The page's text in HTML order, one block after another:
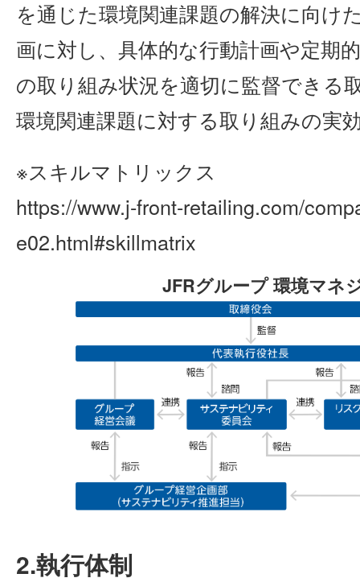
を通じた環境関連課題の解決に向け
画に対し、具体的な行動計画や定期
の取り組み状況を適切に監督できる
環境関連課題に対する取り組みの実
※スキルマトリックス
https://www.j-front-retailing.com/
e02.html#skillmatrix
JFRグループ 環境マネ
2.執行体制